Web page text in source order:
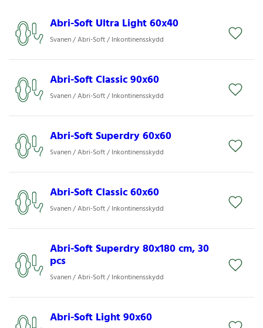
Abri-Soft Ultra Light 60x40
Svanen / Abri-Soft / Inkontinensskydd
Abri-Soft Classic 90x60
Svanen / Abri-Soft / Inkontinensskydd
Abri-Soft Superdry 60x60
Svanen / Abri-Soft / Inkontinensskydd
Abri-Soft Classic 60x60
Svanen / Abri-Soft / Inkontinensskydd
Abri-Soft Superdry 80x180 cm, 30
pcs
Svanen / Abri-Soft / Inkontinensskydd
Abri-Soft Light 90x60